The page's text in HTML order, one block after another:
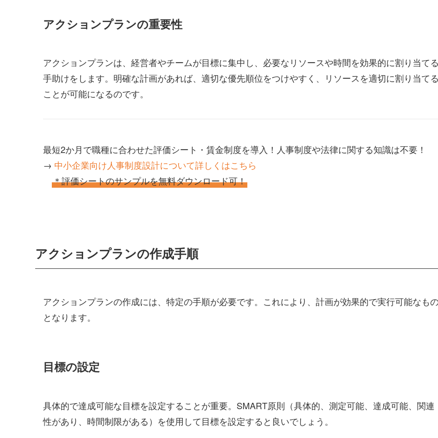
アクションプランの重要性
アクションプランは、経営者やチームが目標に集中し、必要なリソースや時間を効果的に割り当て
手助けをします。明確な計画があれば、適切な優先順位をつけやすく、リソースを適切に割り当て
ことが可能になるのです。
最短2か月で職種に合わせた評価シート・賃金制度を導入！人事制度や法律に関する知識は不要！
→ 中小企業向け人事制度設計について詳しくはこちら
＊評価シートのサンプルを無料ダウンロード可！
アクションプランの作成手順
アクションプランの作成には、特定の手順が必要です。これにより、計画が効果的で実行可能なも
となります。
目標の設定
具体的で達成可能な目標を設定することが重要。SMART原則（具体的、測定可能、達成可能、関連
性があり、時間制限がある）を使用して目標を設定すると良いでしょう。